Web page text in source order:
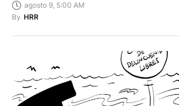
agosto 9, 5:00 AM
By HRR